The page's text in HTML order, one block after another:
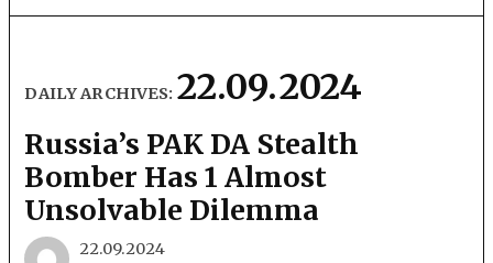
DAILY ARCHIVES: 22.09.2024
Russia’s PAK DA Stealth
Bomber Has 1 Almost
Unsolvable Dilemma
22.09.2024